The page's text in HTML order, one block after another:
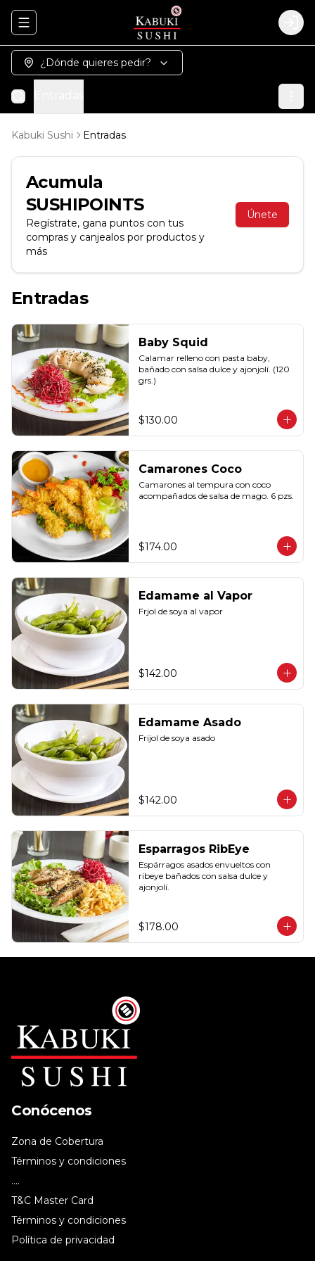
Abrir menu de navegación
¿Dónde quieres pedir?
Kabuki Sushi Entradas
Acumula
SUSHIPOINTS
Regístrate, gana puntos con tus
compras y canjealos por productos y
más
Únete
Entradas
Baby Squid
Calamar relleno con pasta baby,
bañado con salsa dulce y ajonjolí. (120
grs.)
$130.00
Camarones Coco
Camarones al tempura con coco
acompañados de salsa de mago. 6 pzs.
$174.00
Edamame al Vapor
Frjol de soya al vapor
$142.00
Edamame Asado
Frijol de soya asado
$142.00
Esparragos RibEye
Espárragos asados envueltos con
ribeye bañados con salsa dulce y
ajonjolí.
$178.00
Conócenos
Zona de Cobertura
Términos y condiciones
....
T&C Master Card
Términos y condiciones
Política de privacidad